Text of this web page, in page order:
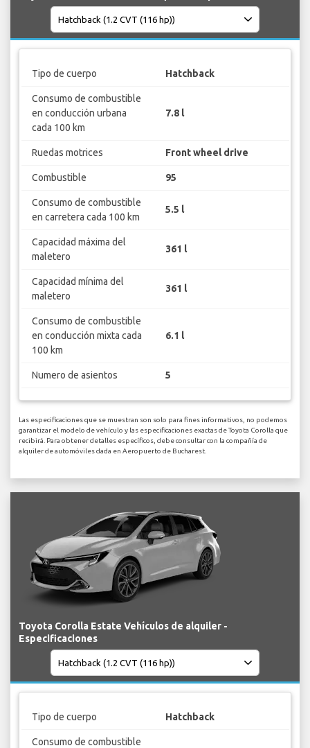
Tipo de cuerpo Hatchback
Consumo de combustible
en conducción urbana
cada 100 km
7.8 l
Ruedas motrices Front wheel drive
Combustible 95
Consumo de combustible
en carretera cada 100 km
5.5 l
Capacidad máxima del
maletero
361 l
Capacidad mínima del
maletero
361 l
Consumo de combustible
en conducción mixta cada
100 km
6.1 l
Numero de asientos 5
Las especificaciones que se muestran son solo para fines informativos, no podemos
garantizar el modelo de vehículo y las especificaciones exactas de Toyota Corolla que
recibirá. Para obtener detalles específicos, debe consultar con la compañía de
alquiler de automóviles dada en Aeropuerto de Bucharest.
Toyota Corolla Estate Vehículos de alquiler -
Especificaciones
Tipo de cuerpo Hatchback
Consumo de combustible